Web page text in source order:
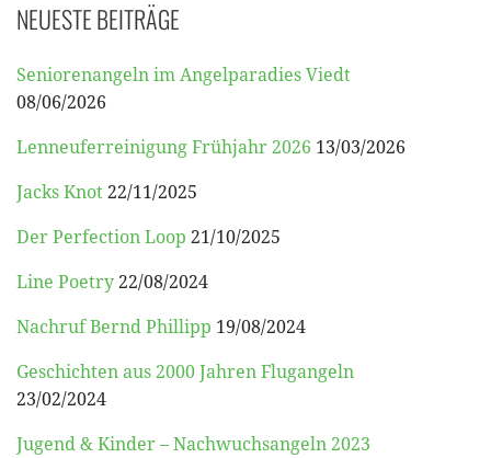
NEUESTE BEITRÄGE
Seniorenangeln im Angelparadies Viedt
08/06/2026
Lenneuferreinigung Frühjahr 2026 13/03/2026
Jacks Knot 22/11/2025
Der Perfection Loop 21/10/2025
Line Poetry 22/08/2024
Nachruf Bernd Phillipp 19/08/2024
Geschichten aus 2000 Jahren Flugangeln
23/02/2024
Jugend & Kinder – Nachwuchsangeln 2023